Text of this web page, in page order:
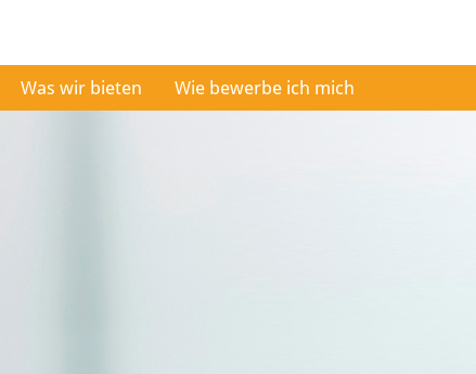
Was wir bieten Wie bewerbe ich mich